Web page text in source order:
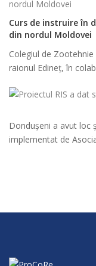
Curs de instruire în
din nordul Moldovei
Colegiul de
raionul Edineț, în
Dondușeni a avut loc
implementat de